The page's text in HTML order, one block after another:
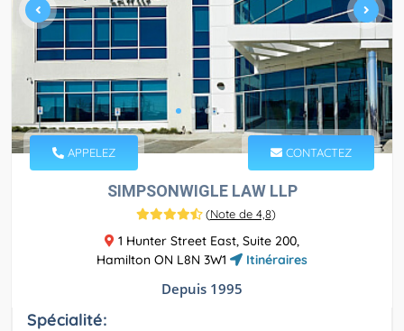
APPELEZ CONTACTEZ
SIMPSONWIGLE LAW LLP
(Note de 4,8)
1 Hunter Street East, Suite 200,
Hamilton ON L8N 3W1
Itinéraires
Depuis 1995
Spécialité: